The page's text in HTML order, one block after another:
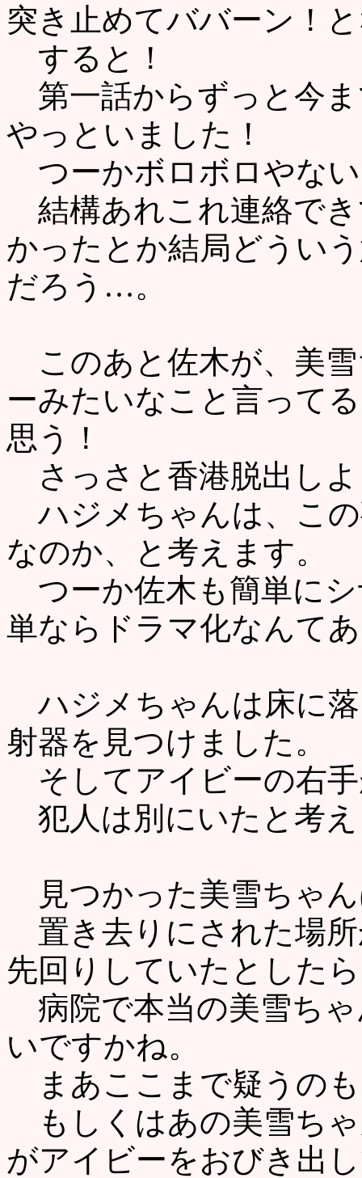
突き止めてババーン！
すると！
第一話からずっと今
やっといました！
つーかボロボロやな
結構あれこれ連絡で
かったとか結局どうい
だろう…。
このあと佐木が、美
ーみたいなこと言って
思う！
さっさと香港脱出し
ハジメちゃんは、こ
なのか、と考えます。
つーか佐木も簡単に
単ならドラマ化なんて
ハジメちゃんは床に
射器を見つけました。
そしてアイビーの右
犯人は別にいたと考
見つかった美雪ちゃ
置き去りにされた場
先回りしていたとした
病院で本当の美雪ち
いですかね。
まあここまで疑うの
もしくはあの美雪ち
がアイビーをおびき出